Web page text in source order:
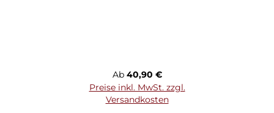
Regulärer Preis:
Ab 40,90 €
Preise inkl. MwSt. zzgl.
Versandkosten